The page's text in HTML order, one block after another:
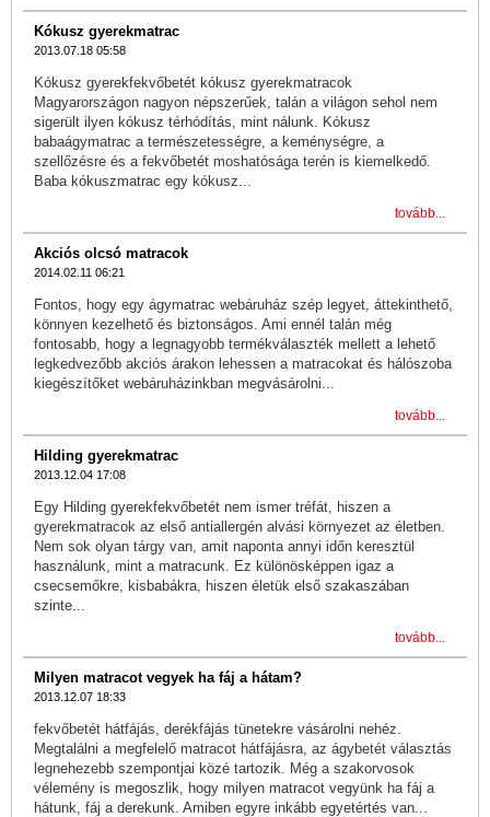
Kókusz gyerekmatrac
2013.07.18 05:58
Kókusz gyerekfekvőbetét kókusz gyerekmatracok
Magyarországon nagyon népszerűek, talán a világon sehol nem
sigerült ilyen kókusz térhódítás, mint nálunk. Kókusz
babaágymatrac a természetességre, a keménységre, a
szellőzésre és a fekvőbetét moshatósága terén is kiemelkedő.
Baba kókuszmatrac egy kókusz...
tovább...
Akciós olcsó matracok
2014.02.11 06:21
Fontos, hogy egy ágymatrac webáruház szép legyet, áttekinthető,
könnyen kezelhető és biztonságos. Ami ennél talán még
fontosabb, hogy a legnagyobb termékválaszték mellett a lehető
legkedvezőbb akciós árakon lehessen a matracokat és hálószoba
kiegészítőket webáruházinkban megvásárolni...
tovább...
Hilding gyerekmatrac
2013.12.04 17:08
Egy Hilding gyerekfekvőbetét nem ismer tréfát, hiszen a
gyerekmatracok az első antiallergén alvási környezet az életben.
Nem sok olyan tárgy van, amit naponta annyi időn keresztül
használunk, mint a matracunk. Ez különösképpen igaz a
csecsemőkre, kisbabákra, hiszen életük első szakaszában
szinte...
tovább...
Milyen matracot vegyek ha fáj a hátam?
2013.12.07 18:33
fekvőbetét hátfájás, derékfájás tünetekre vásárolni nehéz.
Megtalálni a megfelelő matracot hátfájásra, az ágybetét választás
legnehezebb szempontjai közé tartozik. Még a szakorvosok
vélemény is megoszlik, hogy milyen matracot vegyünk ha fáj a
hátunk, fáj a derekunk. Amiben egyre inkább egyetértés van...